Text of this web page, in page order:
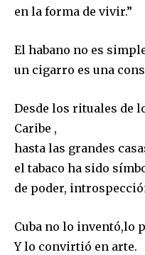
en la forma de vivir.”
El habano no es
un cigarro es una
Desde los rituales de
Caribe ,
hasta las grandes
el tabaco ha sido
de poder,
Cuba no lo inventó,lo
Y lo convirtió en arte.